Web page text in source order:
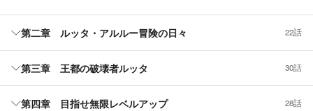
第二章 ルッタ・アルルー冒険の日々 22話
第三章 王都の破壊者ルッタ 30話
第四章 目指せ無限レベルアップ 28話